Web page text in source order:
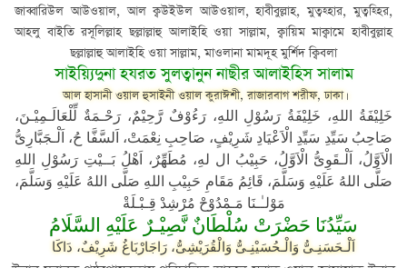
জাব্বারিউল আউওয়াল, আল ক্বউইউল আউওয়াল, হাবীবুল্লাহ, মুত্বহ্হার, মুত্বহ্হির,
আহলু বাইতি রসূলিল্লাহ ছল্লাল্লাহু আলাইহি ওয়া সাল্লাম, ক্বায়িম মাক্বামে হাবীবুল্লাহ
ছল্লাল্লাহু আলাইহি ওয়া সাল্লাম, মাওলানা মামদূহ মুর্শিদ ক্বিবলা
সাইয়্যিদুনা হযরত সুলত্বানুন নাছীর আলাইহিস সালাম
আল হাসানী ওয়াল হুসাইনী ওয়াল কুরাঈশী, রাজারবাগ শরীফ, ঢাকা।
خَلِيْفَةُ اللهِ، خَلِيْفَةُ رَسُوْلِ اللهِ، رَءُوْفٌ رَّحِيْمٌ، رَحْـمَةٌ لِّلْعَالَـمِيْـنَ،
صَاحِبُ سَيِّدِ سَيِّدِ الْاَعْيَادِ شَرِيْفٍ، صَاحِبِ نِعْمَتْ، اَلسَّفَّا حُ، اَلْـجَبَّارِىُّ
الْاَوَّلُ، اَلْـقَوِىُّ الْاَوَّلُ، حَبِيْبُ ال لهِ، مُطَهِّرٌ، اَهْلُ بَــيْتِ رَسُوْلِ اللهِ
صَلَّى اللهُ عَلَيْهِ وَسَلَّمَ، قَائِمُ مَقَامِ حَبِيْبِ اللهِ صَلَّى اللهُ عَلَيْهِ وَسَلَّمَ،
مَوْلـٰـنَا مَـمْدُوْحْ مُرْشِدْ قِـبْـلَةْ
سَيِّدُنَا حَضْرَتْ سُلْطَانٌ نَّصِيْـرٌ عَلَيْهِ السَّلَامُ
اَلْـحَسَنِـىُّ وَالْـحُسَيْنِـىُّ وَالْقُرَيْشِىُّ، رَاجَارْبَاغُ شَرِيْفٌ، دَاكَا